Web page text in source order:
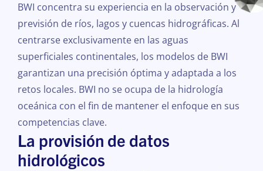
BWI concentra su experiencia en la observación y
previsión de ríos, lagos y cuencas hidrográficas. Al
centrarse exclusivamente en las aguas
superficiales continentales, los modelos de BWI
garantizan una precisión óptima y adaptada a los
retos locales. BWI no se ocupa de la hidrología
oceánica con el fin de mantener el enfoque en sus
competencias clave.
La provisión de datos
hidrológicos